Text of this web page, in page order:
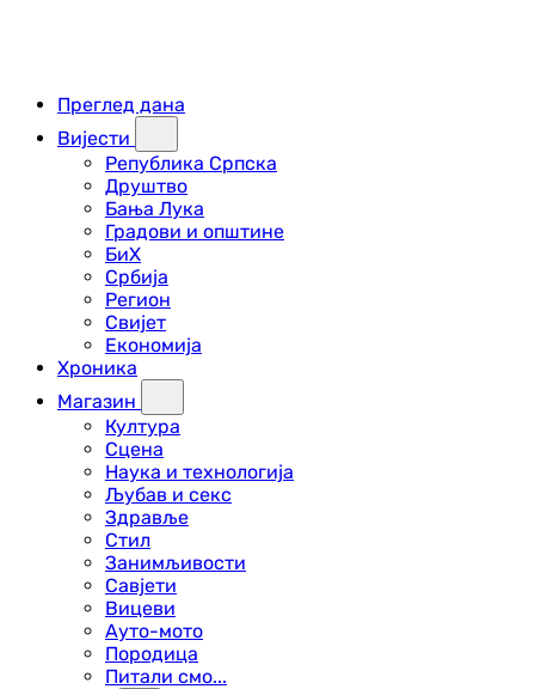
Преглед дана
Вијести
Република Српска
Друштво
Бања Лука
Градови и општине
БиХ
Србија
Регион
Свијет
Економија
Хроника
Магазин
Култура
Сцена
Наука и технологија
Љубав и секс
Здравље
Стил
Занимљивости
Савјети
Вицеви
Ауто-мото
Породица
Питали смо...